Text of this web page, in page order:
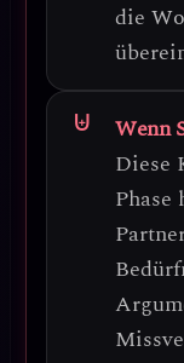
die
Wenn
Diese